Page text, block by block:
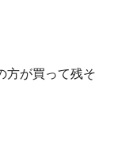
方が買って残そ